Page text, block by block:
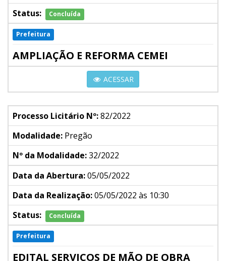
Status:
Concluída
Prefeitura
AMPLIAÇÃO E REFORMA CEMEI
ACESSAR
Processo Licitário Nº:82/2022
Modalidade: Pregão
Nº da Modalidade:32/2022
Data da Abertura:05/05/2022
Data da Realização:05/05/2022 às 10:30
Status:
Concluída
Prefeitura
EDITAL SERVIÇOS DE MÃO DE OBRA